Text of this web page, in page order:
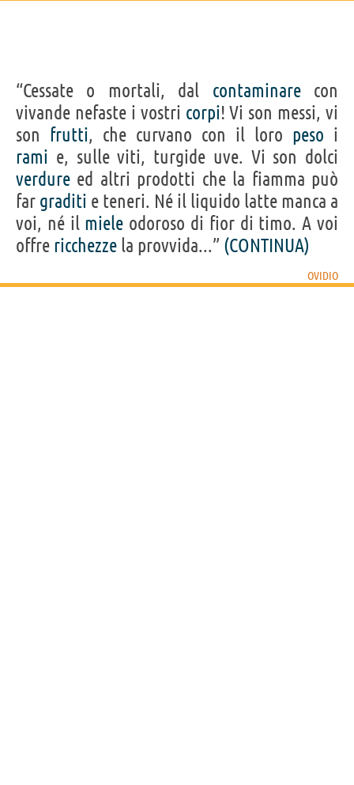
“Cessate o mortali, dal contaminarecon
vivande nefaste i vostri corpi! Vi son messi, vi
son frutti, che curvano con il loro peso i
rami e, sulle viti, turgide uve. Vi son dolci
verdure ed altri prodotti che la fiamma può
far graditi e teneri. Né il liquido latte manca a
voi, né il miele odoroso di fior di timo. A voi
offre ricchezze la provvida...” (CONTINUA)
OVIDIO